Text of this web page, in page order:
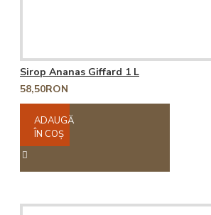
Sirop Ananas Giffard 1 L
58,50RON
ADAUGĂ
ÎN COŞ